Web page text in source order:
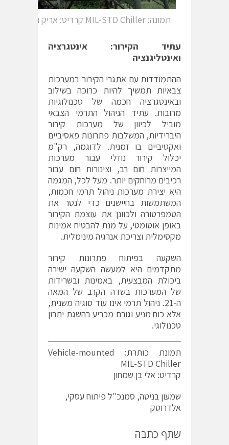
תמונה: MIL-STD Chiller קרדיט: אריק וייס
עתיד הקירור: אינטגרציה
ואינטליגנציה
ההתמודדות עם אתגרי הקירור במערכות
צבאיות תמשיך להיות כרוכה בשילוב
ובאינטגרציה חכמה של טכנולוגיות
מרובות. עתיד הניהול התרמי הצבאי
מוביל לכיוון של מערכות קירור
היברידיות, המשלבות פתרונות פאסיביים
ואקטיביים בו זמנית. לדוגמה, רק"מ
יכלול קירור נוזלי עבור מערכות
המייצרות חום רב, וצינורות חום עבור
רכיבים מרוחקים יותר. מעל לכל, המגמה
היא יצירת מערכות ניהול תרמי חכמות,
המשתמשות בחיישנים כדי לנטר את
הטמפרטורה ולכוונן את עוצמת הקירור
באופן אוטומטי, על מנת להבטיח אמינות
מקסימלית וצריכת אנרגיה מינימלית.
השקעה בפיתוח פתרונות קירור
מתקדמים היא למעשה השקעה ישירה
ביכולת המבצעית, באמינות ובשרידות
של המערכות בשדה הקרב של המאה
ה-21. ניהול תרמי אינו עוד סוגיה משנית,
אלא כוח מניע וגורם מכריע בהשגת יתרון
טכנולוגי.
תמונת כותרת: Vehicle-mounted
MIL-STD Chiller
קרדיט: אלי בן שמחון
שמעון בניטה, סמנכ"ל פיתוח עסקי,
אלדרוטק
שתף כתבה